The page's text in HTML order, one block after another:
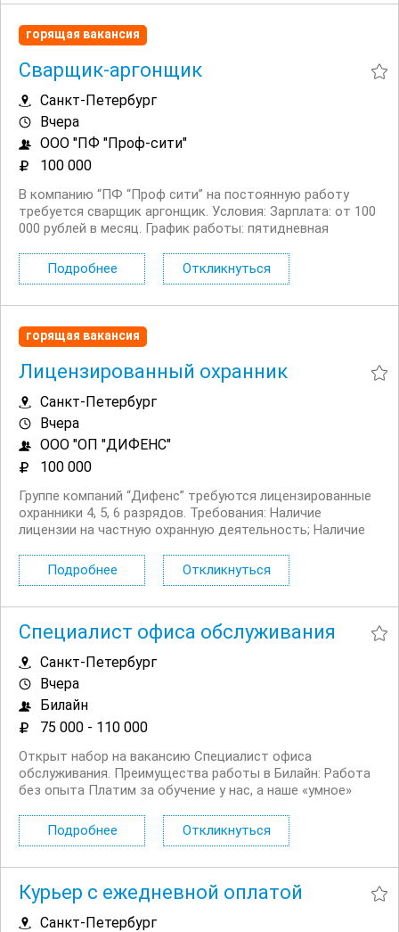
горящая вакансия
Сварщик-аргонщик
Санкт-Петербург
Вчера
ООО "ПФ "Проф-сити"
100 000
В компанию “ПФ “Проф сити” на постоянную работу
требуется сварщик аргонщик. Условия: Зарплата: от 100
000 рублей в месяц. График работы: пятидневная
метро “Озерки”. Обязанности: ...
Подробнее Откликнуться
горящая вакансия
Лицензированный охранник
Санкт-Петербург
Вчера
ООО "ОП "ДИФЕНС"
100 000
Группе компаний “Дифенс” требуются лицензированные
охранники 4, 5, 6 разрядов. Требования: Наличие
лицензии на частную охранную деятельность; Наличие
Обязанности: Контрольно пропускной режим; ...
Подробнее Откликнуться
Специалист офиса обслуживания
Санкт-Петербург
Вчера
Билайн
75 000 - 110 000
Открыт набор на вакансию Специалист офиса
обслуживания. Преимущества работы в Билайн: Работа
без опыта Платим за обучение у нас, а наше «умное»
быстро отвечать на любые вопросы клиентов Рядом с
домом, подбираем офис рядом с...
Подробнее Откликнуться
Курьер с ежедневной оплатой
Санкт-Петербург